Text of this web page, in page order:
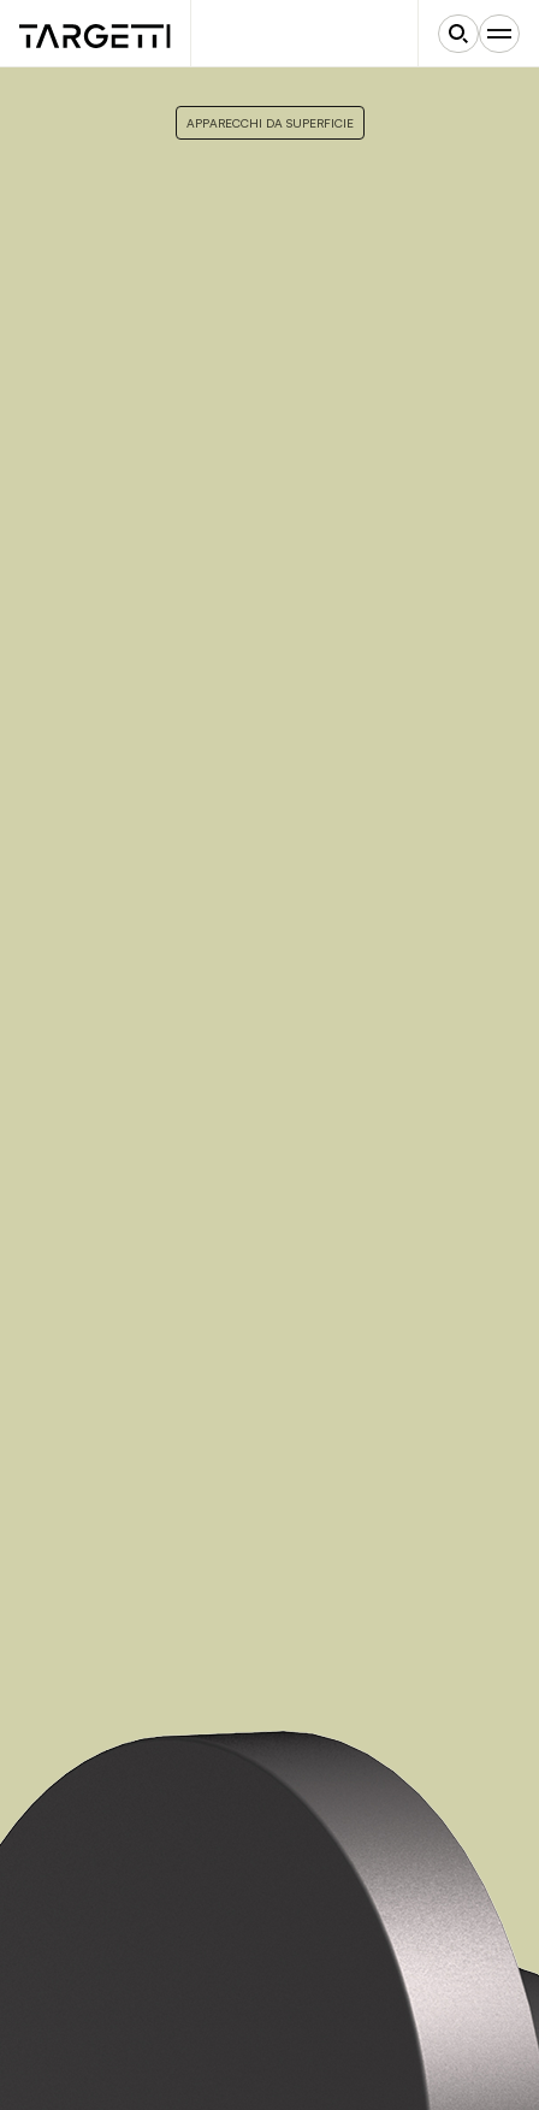
APPARECCHI DA SUPERFICIE